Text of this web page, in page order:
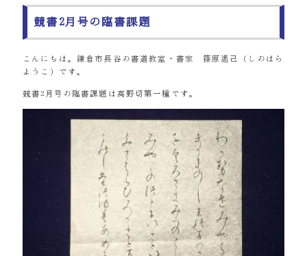
競書2月号の臨書課題
こんにちは。鎌倉市長谷の書道教室・書家 篠原遙己（しのはら
ようこ）です。
競書2月号の臨書課題は高野切第一種です。